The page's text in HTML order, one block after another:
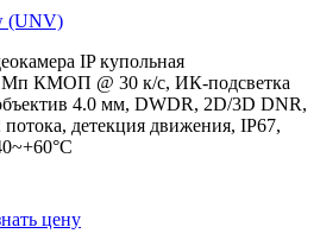
(UNV)
IP купольная
Мп КМОП @ 30 к/с, ИК-подсветка
4.0 мм, DWDR, 2D/3D DNR,
детекция движения, IP67,
цену